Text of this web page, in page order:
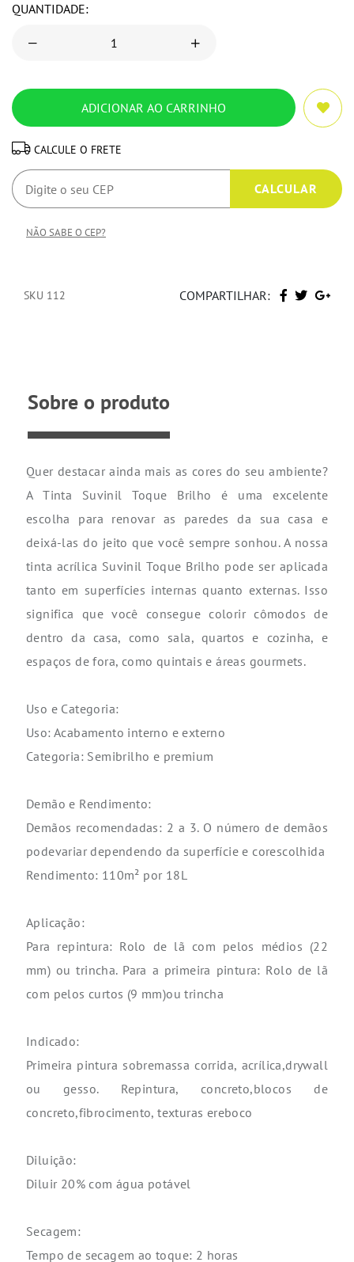
QUANTIDADE:
CALCULE O FRETE
NÃO SABE O CEP?
SKU 112 COMPARTILHAR:
Sobre o produto
Quer destacar ainda mais as cores do seu ambiente?
A Tinta Suvinil Toque Brilho é uma excelente
escolha para renovar as paredes da sua casa e
deixá-las do jeito que você sempre sonhou. A nossa
tinta acrílica Suvinil Toque Brilho pode ser aplicada
tanto em superfícies internas quanto externas. Isso
significa que você consegue colorir cômodos de
dentro da casa, como sala, quartos e cozinha, e
espaços de fora, como quintais e áreas gourmets.
Uso e Categoria:
Uso: Acabamento interno e externo
Categoria: Semibrilho e premium
Demão e Rendimento:
Demãos recomendadas: 2 a 3. O número de demãos
podevariar dependendo da superfície e corescolhida
Rendimento: 110m² por 18L
Aplicação:
Para repintura: Rolo de lã com pelos médios (22
mm) ou trincha. Para a primeira pintura: Rolo de lã
com pelos curtos (9 mm)ou trincha
Indicado:
Primeira pintura sobremassa corrida, acrílica,drywall
ou gesso. Repintura, concreto,blocos de
concreto,fibrocimento, texturas ereboco
Diluição:
Diluir 20% com água potável
Secagem:
Tempo de secagem ao toque: 2 horas